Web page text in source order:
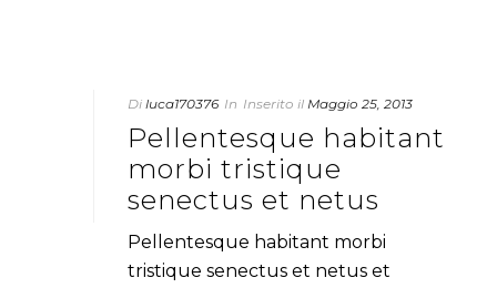
Di luca170376 In Inserito il Maggio 25, 2013
Pellentesque habitant
morbi tristique
senectus et netus
Pellentesque habitant morbi
tristique senectus et netus et